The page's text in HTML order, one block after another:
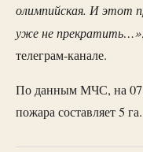
олимпийская. И этот
уже не прекратить…»
телеграм-канале.
По данным МЧС, на
пожара составляет 5